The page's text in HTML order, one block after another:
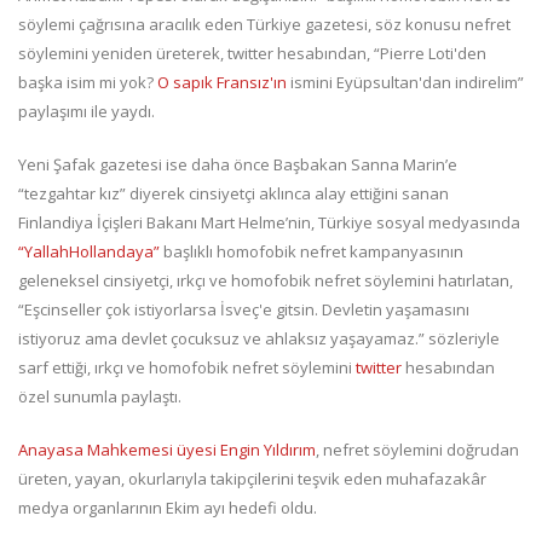
söylemi çağrısına aracılık eden Türkiye gazetesi, söz konusu nefret
söylemini yeniden üreterek, twitter hesabından, “Pierre Loti'den
başka isim mi yok?O sapık Fransız'ın ismini Eyüpsultan'dan indirelim”
paylaşımı ile yaydı.
Yeni Şafak gazetesi ise daha önce Başbakan Sanna Marin’e
“tezgahtar kız” diyerek cinsiyetçi aklınca alay ettiğini sanan
Finlandiya İçişleri Bakanı Mart Helme’nin, Türkiye sosyal medyasında
“YallahHollandaya” başlıklı homofobik nefret kampanyasının
geleneksel cinsiyetçi, ırkçı ve homofobik nefret söylemini hatırlatan,
“Eşcinseller çok istiyorlarsa İsveç'e gitsin. Devletin yaşamasını
istiyoruz ama devlet çocuksuz ve ahlaksız yaşayamaz.” sözleriyle
sarf ettiği, ırkçı ve homofobik nefret söylemini twitter hesabından
özel sunumla paylaştı.
Anayasa Mahkemesi üyesi Engin Yıldırım, nefret söylemini doğrudan
üreten, yayan, okurlarıyla takipçilerini teşvik eden muhafazakâr
medya organlarının Ekim ayı hedefi oldu.